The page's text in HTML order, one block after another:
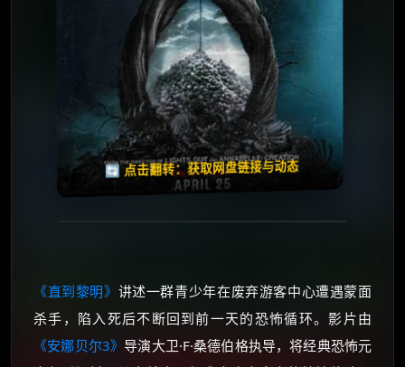
🔄 点击翻转：获取网盘链接与动态
失效请反馈
🧧️
天天领红包
《直到黎明》 讲述一群青少年在废弃游客中心遭遇蒙面
杀手，陷入死后不断回到前一天的恐怖循环。影片由
《安娜贝尔3》 导演大卫·F·桑德伯格执导，将经典恐怖元